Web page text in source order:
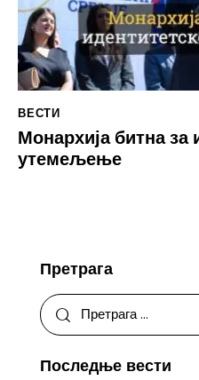
ВЕСТИ
Монархија битна за
утемељење
Претрага
Последње вести